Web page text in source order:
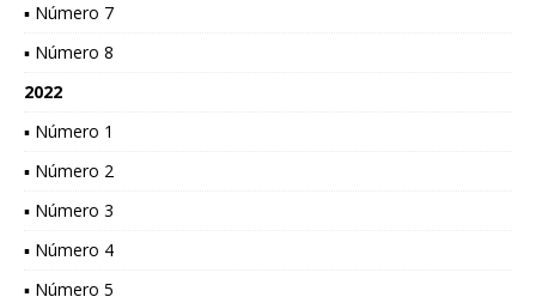
▪ Número 7
▪ Número 8
2022
▪ Número 1
▪ Número 2
▪ Número 3
▪ Número 4
▪ Número 5